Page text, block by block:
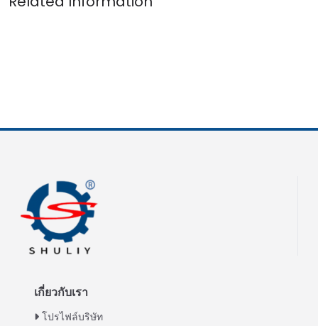
เกี่ยวกับเรา
โปรไฟล์บริษัท